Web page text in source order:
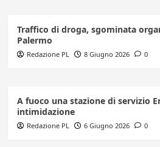
Traffico di droga, sgominata
Palermo
Redazione PL 8 Giugno 2026 0
A fuoco una stazione di servizio
intimidazione
Redazione PL 6 Giugno 2026 0